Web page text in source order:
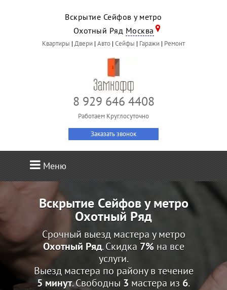
Вскрытие Сейфов у метро
Охотный Ряд Москва
Квартиры | Двери | Авто | Сейфы | Гаражи | Ремонт
8 929 646 4408
Работаем Круглосуточно
Заказать звонок
Меню
Вскрытие Сейфов у метро
Охотный Ряд
Срочный выезд мастера у метро
Охотный Ряд. Скидка 7%на все
услуги.
Выезд мастера по району в течение
5 минут. Свободны 3 мастера из 6.